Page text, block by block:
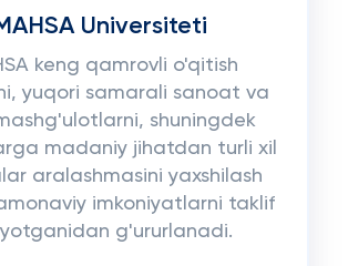
Universiteti
keng qamrovli o'qitish
yuqori samarali sanoat va
shuningdek
madaniy jihatdan turli xil
aralashmasini yaxshilash
imkoniyatlarni taklif
g'ururlanadi.